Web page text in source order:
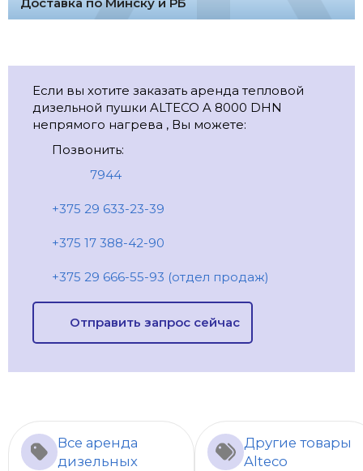
Если вы хотите заказать аренда тепловой
дизельной пушки ALTECO A 8000 DHN
непрямого нагрева , Вы можете:
Позвонить:
7944
+375 29 633-23-39
+375 17 388-42-90
+375 29 666-55-93 (отдел продаж)
Отправить запрос сейчас
Все аренда
дизельных
Другие товары
Alteco